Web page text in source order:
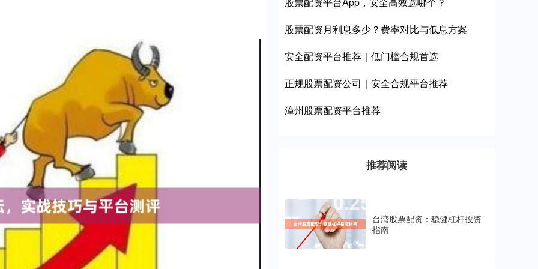
股票配资月利息多少？费率对比与低息方案
安全配资平台推荐｜低门槛合规首选
正规股票配资公司｜安全合规平台推荐
漳州股票配资平台推荐
推荐阅读
台湾股票配资：稳健杠杆投资
指南